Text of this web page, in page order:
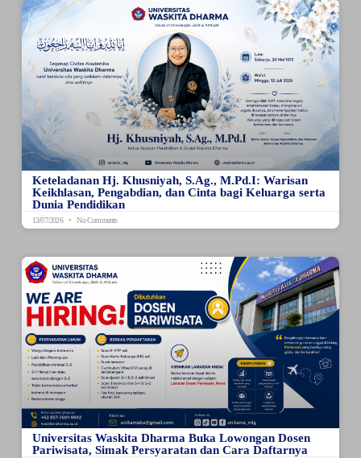
Keteladanan Hj. Khusniyah, S.Ag., M.Pd.I: Warisan
Keikhlasan, Pengabdian, dan Cinta bagi Keluarga serta
Dunia Pendidikan
13/07/2026 No Comments
Universitas Waskita Dharma Buka Lowongan Dosen
Pariwisata, Simak Persyaratan dan Cara Daftarnya